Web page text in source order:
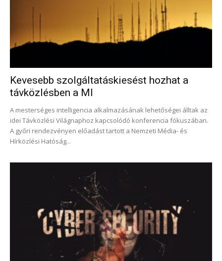
Kevesebb szolgáltatáskiesést hozhat a
távközlésben a MI
A mesterséges intelligencia alkalmazásának lehetőségei álltak az
idei Távközlési Világnaphoz kapcsolódó konferencia fókuszában.
A győri rendezvényen előadást tartott a Nemzeti Média- és
Hírközlési Hatóság...